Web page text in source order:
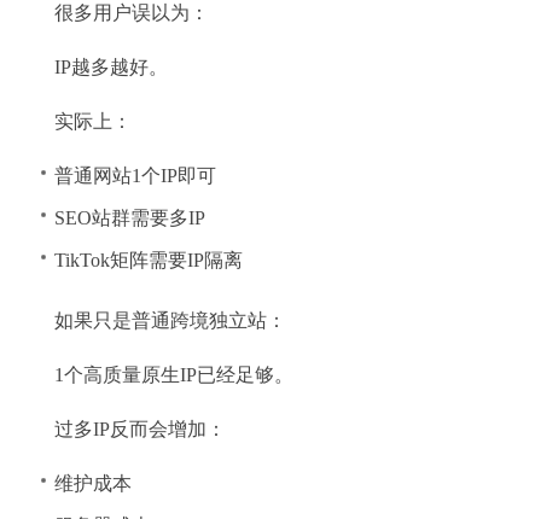
很多用户误以为：
IP越多越好。
实际上：
普通网站1个IP即可
SEO站群需要多IP
TikTok矩阵需要IP隔离
如果只是普通跨境独立站：
1个高质量原生IP已经足够。
过多IP反而会增加：
维护成本